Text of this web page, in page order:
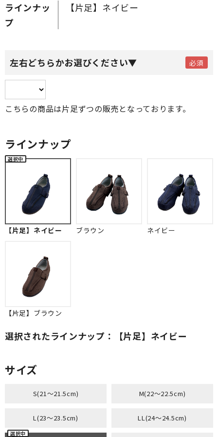
ラインナッ
プ
【片足】ネイビー
左右どちらかお選びください▼
こちらの商品は片足ずつの販売となっております。
ラインナップ
【片足】ネイビー ブラウン ネイビー
【片足】ブラウン
選択されたラインナップ：【片足】ネイビー
サイズ
S(21～21.5cm) M(22～22.5cm)
L(23～23.5cm) LL(24～24.5cm)